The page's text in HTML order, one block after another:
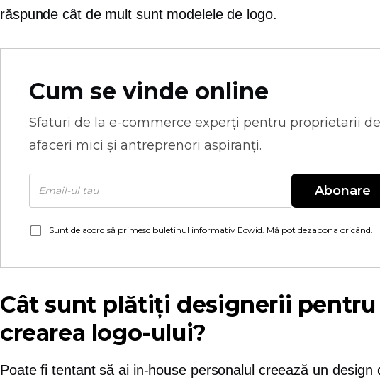
răspunde cât de mult sunt modelele de logo.
Cum se vinde online
Sfaturi de la e-commerce experți pentru proprietarii de
afaceri mici și antreprenori aspiranți.
Abonare
Sunt de acord să primesc buletinul informativ Ecwid. Mă pot dezabona oricând.
Cât sunt plătiți designerii pentru
crearea logo-ului?
Poate fi tentant să ai in-housepersonalul creează un design